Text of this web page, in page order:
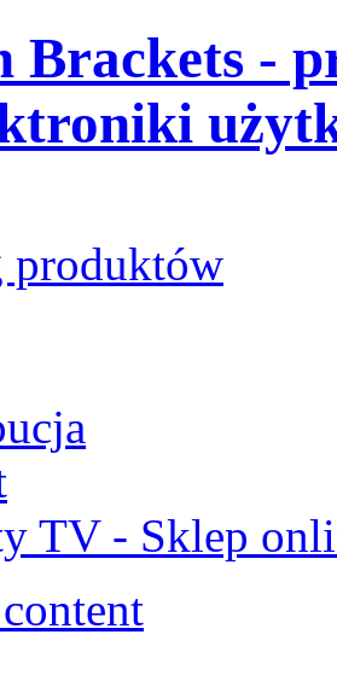
Brackets -
produktów
TV - Sklep